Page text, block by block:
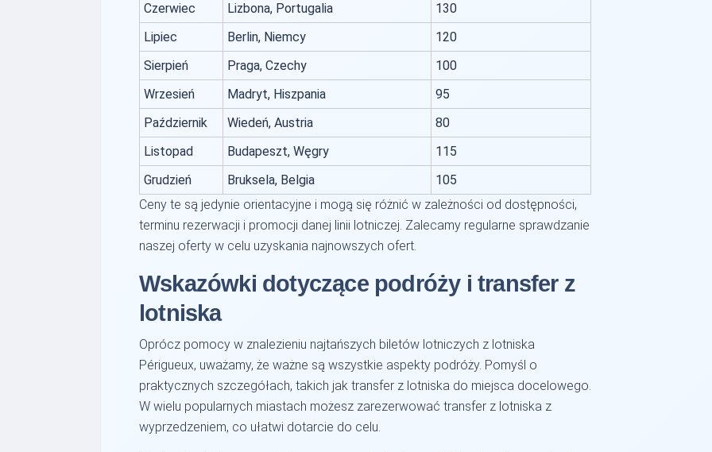
Czerwiec
Lizbona, Portugalia
130
Lipiec
Berlin, Niemcy
120
Sierpień
Praga, Czechy
100
Wrzesień
Madryt, Hiszpania
95
Październik
Wiedeń, Austria
80
Listopad
Budapeszt, Węgry
115
Grudzień
Bruksela, Belgia
105
Ceny te są jedynie orientacyjne i mogą się różnić w zależności od dostępności,
terminu rezerwacji i promocji danej linii lotniczej. Zalecamy regularne sprawdzanie
naszej oferty w celu uzyskania najnowszych ofert.
Wskazówki dotyczące podróży i transfer z
lotniska
Oprócz pomocy w znalezieniu najtańszych biletów lotniczych z lotniska
Périgueux, uważamy, że ważne są wszystkie aspekty podróży. Pomyśl o
praktycznych szczegółach, takich jak transfer z lotniska do miejsca docelowego.
W wielu popularnych miastach możesz zarezerwować transfer z lotniska z
wyprzedzeniem, co ułatwi dotarcie do celu.